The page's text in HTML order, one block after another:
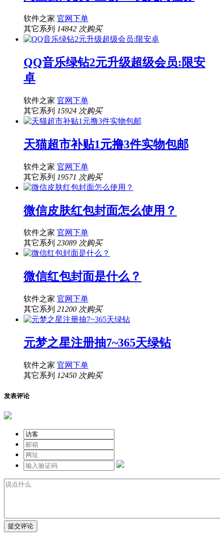
软件之家 官网下单
其它系列 14842 次购买
QQ音乐绿钻2元升级超级会员:限安
卓
软件之家 官网下单
其它系列 15924 次购买
天猫超市补贴1元撸3件实物包邮
软件之家 官网下单
其它系列 19571 次购买
微信皮肤红包封面怎么使用？
软件之家 官网下单
其它系列 23089 次购买
微信红包封面是什么？
软件之家 官网下单
其它系列 21200 次购买
元梦之星注册抽7~365天绿钻
软件之家 官网下单
其它系列 12450 次购买
发表评论
提交评论